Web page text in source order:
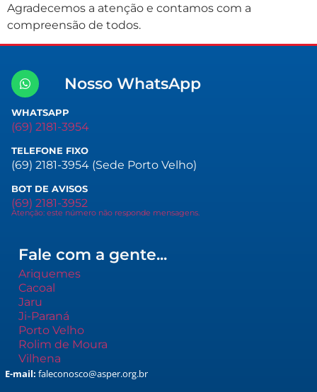
Agradecemos a atenção e contamos com a
compreensão de todos.
Nosso WhatsApp
WHATSAPP
(69) 2181-3954
TELEFONE FIXO
(69) 2181-3954 (Sede Porto Velho)
BOT DE AVISOS
(69) 2181-3952
Atenção: este número não responde mensagens.
Fale com a gente...
Ariquemes
Cacoal
Jaru
Ji-Paraná
Porto Velho
Rolim de Moura
Vilhena
E-mail: faleconosco@asper.org.br